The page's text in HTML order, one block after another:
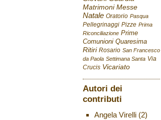
Matrimoni Messe
Natale Oratorio Pasqua
Pellegrinaggi Pizze Prima
Riconciliazione Prime
Comunioni Quaresima
Ritiri Rosario San Francesco
da Paola Settimana Santa Via
Crucis Vicariato
Autori dei
contributi
Angela Virelli(2)